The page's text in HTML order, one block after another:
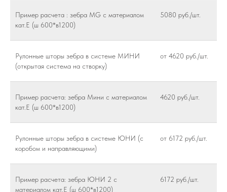
Пример расчета : зебра МG с материалом
кат.Е (ш 600*в1200)
5080 руб./шт.
Рулонные шторы зебра в системе МИНИ
(открытая система на створку)
от 4620 руб./шт.
Пример расчета: зебра Мини с материалом
кат.Е (ш 600*в1200)
4620 руб./шт.
Рулонные шторы зебра в системе ЮНИ (с
коробом и направляющими)
от 6172 руб./шт.
Пример расчета: зебра ЮНИ 2 с
материалом кат.Е (ш 600*в1200)
6172 руб./шт.